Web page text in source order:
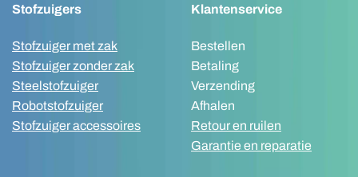
Stofzuigers
Stofzuiger met zak
Stofzuiger zonder zak
Steelstofzuiger
Robotstofzuiger
Stofzuiger accessoires
Klantenservice
Bestellen
Betaling
Verzending
Afhalen
Retour en ruilen
Garantie en reparatie